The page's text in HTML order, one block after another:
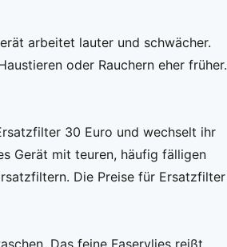
arbeitet lauter und schwächer.
oder Rauchern eher früher.
30 Euro und wechselt ihr
Gerät mit teuren, häufig fälligen
Die Preise für Ersatzfilter
Das feine Faservlies reißt